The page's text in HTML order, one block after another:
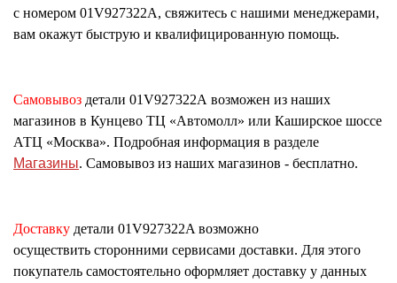
с номером 01V927322A, свяжитесь с нашими менеджерами,
вам окажут быструю и квалифицированную помощь.
Самовывоз детали 01V927322A возможен из наших
магазинов в Кунцево ТЦ «Автомолл» или Каширское шоссе
АТЦ «Москва». Подробная информация в разделе
Магазины. Самовывоз из наших магазинов - бесплатно.
Доставку детали 01V927322A возможно
осуществить сторонними сервисами доставки. Для этого
покупатель самостоятельно оформляет доставку у данных